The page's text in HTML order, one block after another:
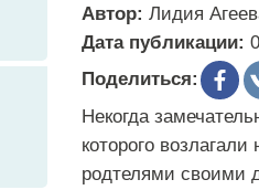
Автор: Лидия
Дата публикации:
Поделиться:
Некогда
которого
родтелями своими